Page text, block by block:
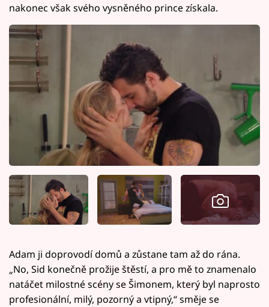
nakonec však svého vysněného prince získala.
Adam ji doprovodí domů a zůstane tam až do rána.
„No, Sid konečně prožije štěstí, a pro mě to znamenalo
natáčet milostné scény se Šimonem, který byl naprosto
profesionální, milý, pozorný a vtipný,“ směje se